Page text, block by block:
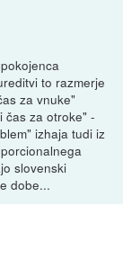
to razmerje
za vnuke"
čas za otroke" -
izhaja tudi iz
slovenski
dobe...